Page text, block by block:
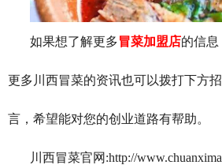
如果想了解更多冒菜加盟店的信息
更多川西冒菜的资讯也可以拨打下方
言，希望能对您的创业道路有帮助。
川西冒菜官网:http://